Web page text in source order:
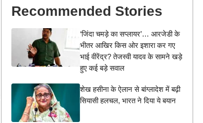
Recommended Stories
‘जिंदा चमड़े का सप्लायर’… आरजेडी के
भीतर आखिर किस ओर इशारा कर गए
भाई वीरेंद्र? तेजस्वी यादव के सामने खड़े
हुए कई बड़े सवाल
शेख हसीना के ऐलान से बांग्लादेश में बढ़ी
सियासी हलचल, भारत ने दिया ये बयान